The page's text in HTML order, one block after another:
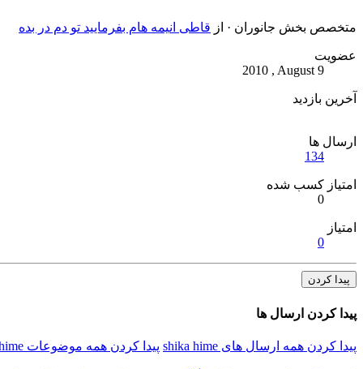
متخصص بخش جانوران · از قاطی انیمه هام بفرمایید تو دم در بده
عضویت
2010 , August 9
آخرین بازدید
ارسال ها
134
امتیاز کسب شده
0
امتیاز
0
پیدا کردن
پیدا کردن ارسال ها
پیدا کردن همه ارسال های shika hime پیدا کردن همه موضوعات shika hime